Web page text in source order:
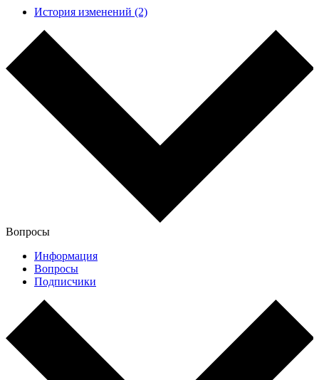
История изменений (2)
Вопросы
Информация
Вопросы
Подписчики